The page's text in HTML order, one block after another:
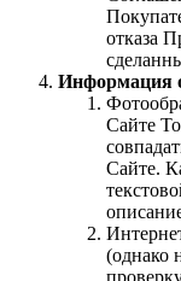
отказа
Информация
Сайте
Сайте.
(однако